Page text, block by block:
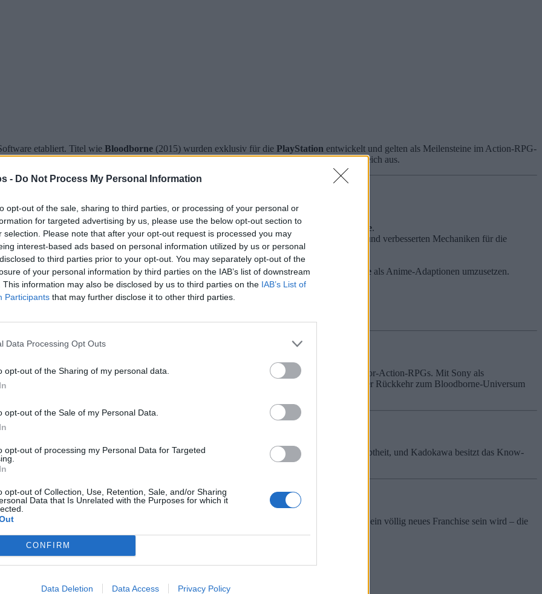
- Do Not Process My Personal Information
opt-out of the sale, sharing to third parties, or processing of your personal or
for targeted advertising by us, please use the below opt-out section to
selection. Please note that after your opt-out request is processed you may
interest-based ads based on personal information utilized by us or personal
to third parties prior to your opt-out. You may separately opt-out of the
of your personal information by third parties on the IAB’s list of downstream
This information may also be disclosed by us to third parties on the IAB’s List of
Participants that may further disclose it to other third parties.
Data Processing Opt Outs
opt-out of the Sharing of my personal data.
opt-out of the Sale of my Personal Data.
opt-out of processing my Personal Data for Targeted
opt-out of Collection, Use, Retention, Sale, and/or Sharing
Data that Is Unrelated with the Purposes for which it
CONFIRM
Data Deletion Data Access Privacy Policy
etabliert. Titel wie Bloodborne (2015) wurden exklusiv für die PlayStation entwickelt und gelten als Meilensteine im Action-RPG-
der Spielebranche und baut gleichzeitig seine Investitionen im Anime- und Entertainment-Bereich aus.
und neue Exklusivtitel entwickeln lassen, ähnlich wie bei
Bloodborne.
sind bereits im Umlauf. Fans hoffen auf eine Neuauflage mit modernisierter Grafik und verbesserten Mechaniken für die
könnte die Gelegenheit nutzen, beliebte FromSoftware-Titel wieElden Ringoder Bloodborne als Anime-Adaptionen umzusetzen.
zeigt, dass Videospiel-Adaptionen ein breiteres Publikum ansprechen können.
Titeln für die
PlayStation VR2
einbinden, um immersive Spielerlebnisse zu schaffen.
zuBloodborne. Seit Jahren fordern Fans ein Fortsetzung
des Gothic-Horror-Action-RPGs. Mit Sony als
Miyazaki
, der kreative Kopf hinter FromSoftware, in der Vergangenheit Interesse an einer Rückkehr zum Bloodborne-Universum
Portfolio stärker einbinden. Anime-Adaptionen von Spielen erfreuen sich wachsender Beliebtheit, und Kadokawa besitzt das Know-
Projekten und Kooperationen. Ob es ein neues
, eine Anime-Adaption oder ein völlig neues Franchise sein wird – die
von und